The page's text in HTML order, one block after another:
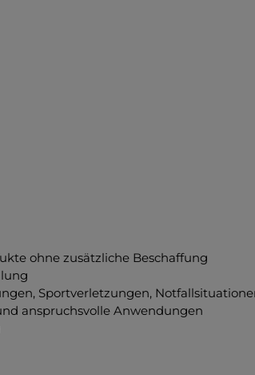
ohne zusätzliche Beschaffung
Sportverletzungen,
anspruchsvolle Anwendungen